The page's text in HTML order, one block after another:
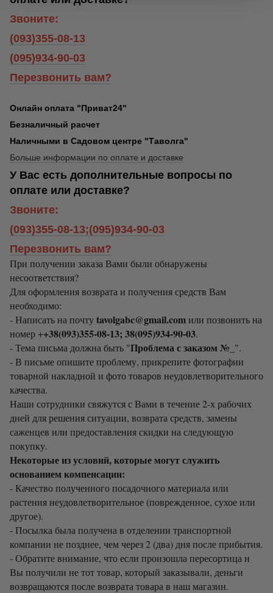
Звоните:
(093)355-08-13
(095)934-90-03
Перезвонить вам?
Онлайн оплата "Приват24"
Безналичный расчет
Наличными в Садовом центре "Таволга"
Больше информации по оплате и доставке
У Вас есть дополнительные вопросы по
оплате или доставке?
Звоните:
(093)355-08-13;(095)934-90-03
Перезвонить вам?
При получении заказа Вами были обнаружены
несоответствия?
Для оформления возврата и получения средств Вам
необходимо:
- Написать на почтуtavolgabc@gmail.comили позвонить на
номер ++38(093)355-08-13; 38(095)934-90-03.
- Тема письма должна быть "Проблема с заказом №_ ".
- В письме опишите проблему, прикрепите фотографии
товарной накладной и фото товаров неудовлетворительного
качества.
Наши сотрудники свяжутся с Вами в течение 2-х рабочих
дней для решения ситуации, возврата средств, замены
саженцев или предоставления скидки на следующую
покупку.
Некоторые из условий, которые могут служить
основанием компенсации:
- Качество полученного посадочного материала или
растения неудовлетворительное (поврежденное, сухое или
другое).
- Посылка была получена в отделении транспортной
компании не позднее, чем через 2 (два) дня после прибытия.
- Обратите внимание, что если произошла пересортица и
Вы получили не тот товар, который заказывали, деньги
возвращаются после возврата товара в наш магазин.